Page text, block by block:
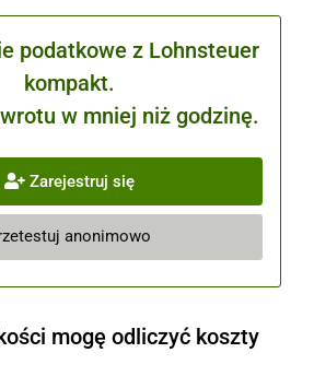
podatkowe z Lohnsteuer
kompakt.
w mniej niż godzinę.
Zarejestruj się
anonimowo
mogę odliczyć koszty